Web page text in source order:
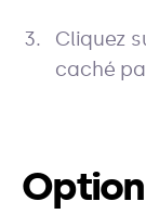
Cliquez
caché